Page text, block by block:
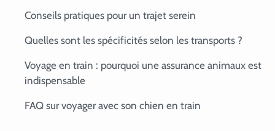
Conseils pratiques pour un trajet serein
Quelles sont les spécificités selon les transports ?
Voyage en train : pourquoi une assurance animaux est
indispensable
FAQ sur voyager avec son chien en train